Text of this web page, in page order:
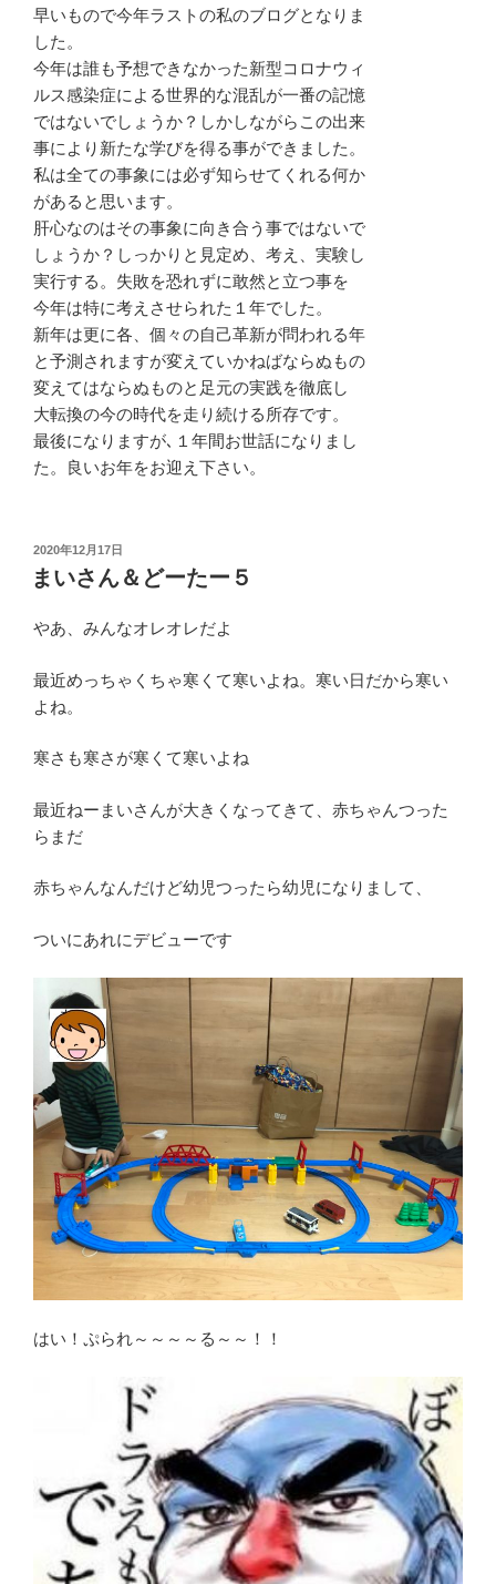
早いもので今年ラストの私のブログとなりま
した。
今年は誰も予想できなかった新型コロナウィ
ルス感染症による世界的な混乱が一番の記憶
ではないでしょうか？しかしながらこの出来
事により新たな学びを得る事ができました。
私は全ての事象には必ず知らせてくれる何か
があると思います。
肝心なのはその事象に向き合う事ではないで
しょうか？しっかりと見定め、考え、実験し
実行する。失敗を恐れずに敢然と立つ事を
今年は特に考えさせられた１年でした。
新年は更に各、個々の自己革新が問われる年
と予測されますが変えていかねばならぬもの
変えてはならぬものと足元の実践を徹底し
大転換の今の時代を走り続ける所存です。
最後になりますが､１年間お世話になりまし
た。良いお年をお迎え下さい。
投
稿
日:
2020年12月17日
まいさん＆どーたー５
やあ、みんなオレオレだよ
最近めっちゃくちゃ寒くて寒いよね。寒い日だから寒い
よね。
寒さも寒さが寒くて寒いよね
最近ねーまいさんが大きくなってきて、赤ちゃんつった
らまだ
赤ちゃんなんだけど幼児つったら幼児になりまして、
ついにあれにデビューです
はい！ぷられ～～～～る～～！！